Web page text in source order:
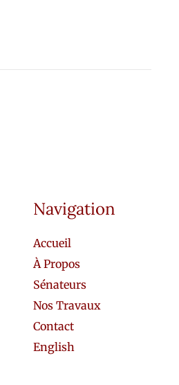
Navigation
Accueil
À Propos
Sénateurs
Nos Travaux
Contact
English